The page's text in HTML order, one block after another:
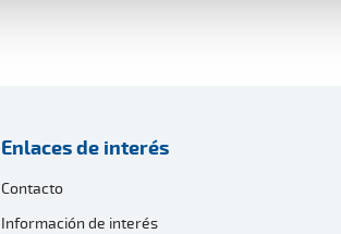
Enlaces de interés
Contacto
Información de interés